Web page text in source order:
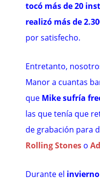
tocó más de 20
realizó más de
por satisfecho.
Entretanto,
Manor a cuantas
que Mike sufría
las que tenía que
de grabación para
Rolling Stones o
Durante el invierno